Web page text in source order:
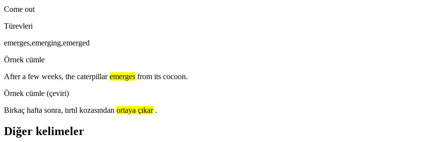
Come out
Türevleri
emerges,emerging,emerged
Örnek cümle
After a few weeks, the caterpillar emerges from its cocoon.
Örnek cümle (çeviri)
Birkaç hafta sonra, tırtıl kozasından ortaya çıkar .
Diğer kelimeler